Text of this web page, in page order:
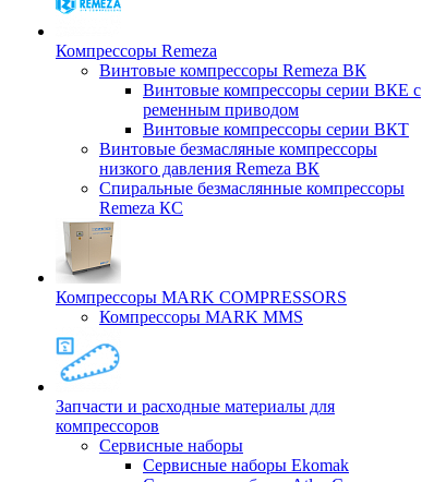
Компрессоры Remeza
Винтовые компрессоры Remeza ВК
Винтовые компрессоры серии ВКЕ с
ременным приводом
Винтовые компрессоры серии ВКТ
Винтовые безмасляные компрессоры
низкого давления Remeza ВК
Спиральные безмаслянные компрессоры
Remeza КС
Компрессоры MARK COMPRESSORS
Компрессоры MARK MMS
Запчасти и расходные материалы для
компрессоров
Cервисные наборы
Сервисные наборы Ekomak